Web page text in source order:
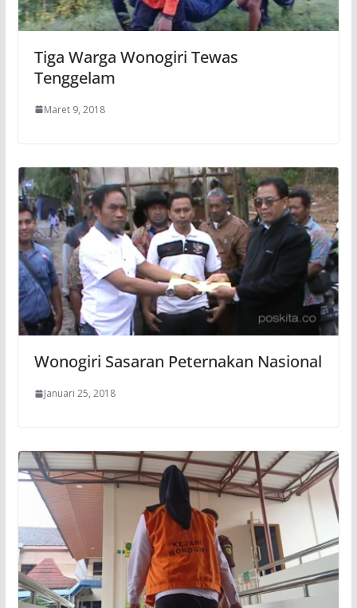
Tiga Warga Wonogiri Tewas
Tenggelam
Maret 9, 2018
Wonogiri Sasaran Peternakan Nasional
Januari 25, 2018